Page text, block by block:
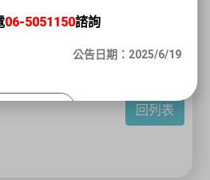
回列表
06-5051150諮詢
公告日期：2025/6/19